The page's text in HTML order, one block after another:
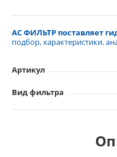
АС ФИЛЬТР поставляет
подбор, характеристики,
Артикул
Вид фильтра